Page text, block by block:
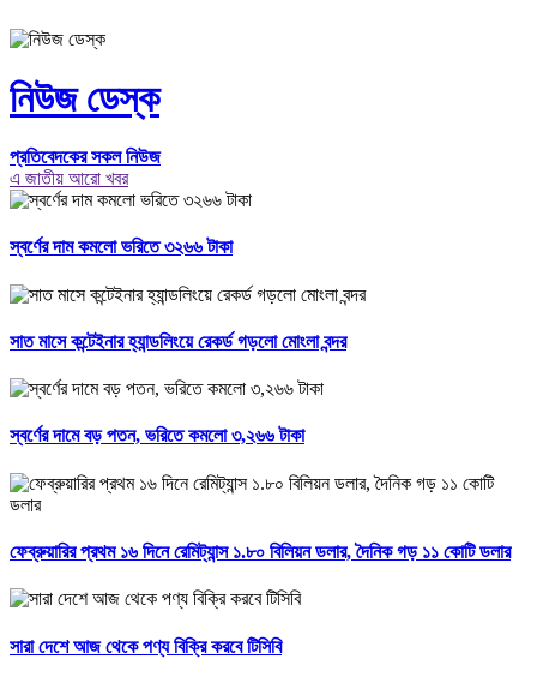
নিউজ ডেস্ক
প্রতিবেদকের সকল নিউজ
এ জাতীয় আরো খবর
স্বর্ণের দাম কমলো ভরিতে ৩২৬৬ টাকা
সাত মাসে কন্টেইনার হ্যান্ডলিংয়ে রেকর্ড গড়লো মোংলা বন্দর
স্বর্ণের দামে বড় পতন, ভরিতে কমলো ৩,২৬৬ টাকা
ফেব্রুয়ারির প্রথম ১৬ দিনে রেমিট্যান্স ১.৮০ বিলিয়ন ডলার, দৈনিক গড় ১১ কোটি ডলার
সারা দেশে আজ থেকে পণ্য বিক্রি করবে টিসিবি